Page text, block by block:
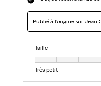
Publié à l'origine sur Jean
Taille
Taille, 5 sur 7, où 1 est
Très petit